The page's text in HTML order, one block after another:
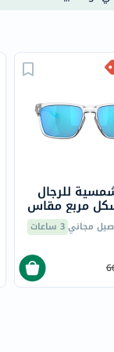
للرجال
مربع مقاس
مجاني3 ساعات